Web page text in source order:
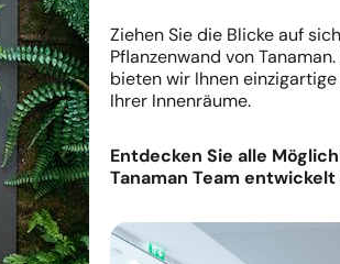
Ziehen Sie die Blicke auf
Pflanzenwand von
bieten wir Ihnen
Ihrer Innenräume.
Entdecken Sie alle
Tanaman Team entwickelt